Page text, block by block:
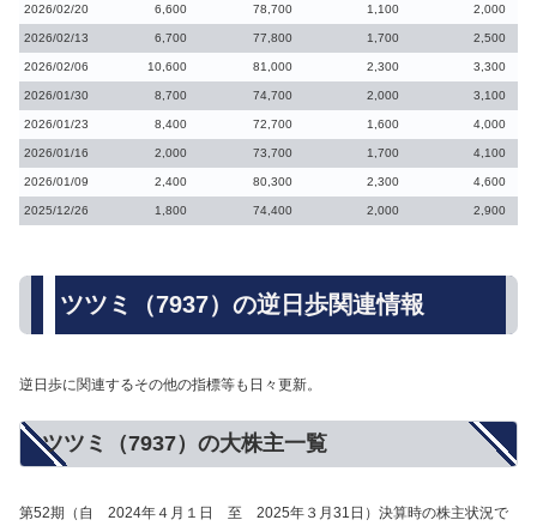
2026/02/20 6,600 78,700 1,100 2,000
2026/02/13 6,700 77,800 1,700 2,500
2026/02/06 10,600 81,000 2,300 3,300
2026/01/30 8,700 74,700 2,000 3,100
2026/01/23 8,400 72,700 1,600 4,000
2026/01/16 2,000 73,700 1,700 4,100
2026/01/09 2,400 80,300 2,300 4,600
2025/12/26 1,800 74,400 2,000 2,900
ツツミ（7937）の逆日歩関連情報
逆日歩に関連するその他の指標等も日々更新。
ツツミ（7937）の大株主一覧
第52期（自 2024年４月１日 至 2025年３月31日）決算時の株主状況で